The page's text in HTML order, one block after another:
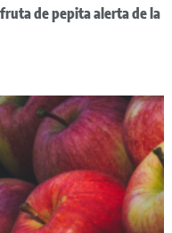
de pepita alerta de la